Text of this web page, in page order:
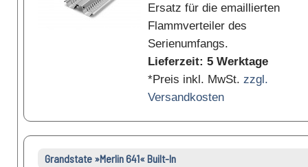
Ersatz für die emaillierten
Flammverteiler des
Serienumfangs.
Lieferzeit: 5 Werktage
*Preis inkl. MwSt. zzgl.
Versandkosten
Grandstate »Merlin 641« Built-In